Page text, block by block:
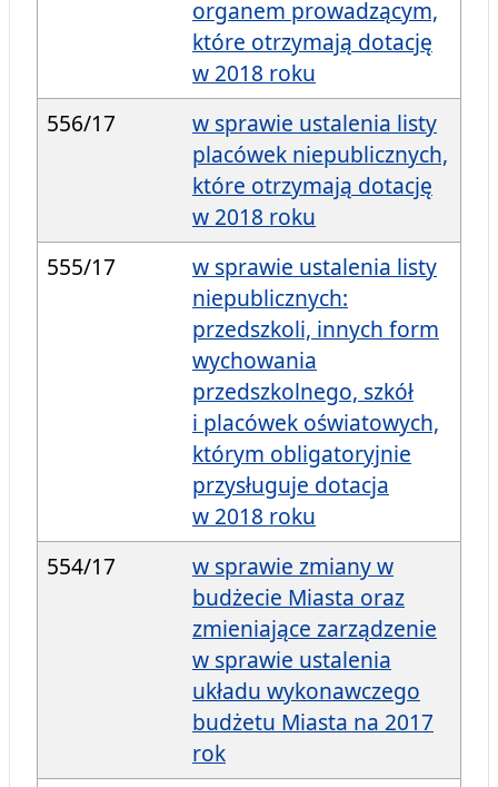
organem prowadzącym,
które otrzymają dotację
w 2018 roku
556/17
w sprawie ustalenia listy
placówek niepublicznych,
które otrzymają dotację
w 2018 roku
555/17
w sprawie ustalenia listy
niepublicznych:
przedszkoli, innych form
wychowania
przedszkolnego, szkół
i placówek oświatowych,
którym obligatoryjnie
przysługuje dotacja
w 2018 roku
554/17
w sprawie zmiany w
budżecie Miasta oraz
zmieniające zarządzenie
w sprawie ustalenia
układu wykonawczego
budżetu Miasta na 2017
rok